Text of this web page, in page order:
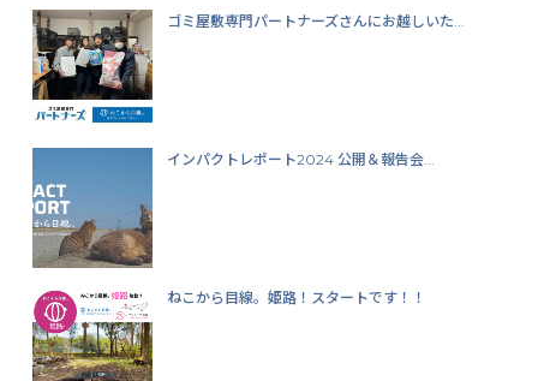
ゴミ屋敷専門パートナーズさんにお越しいた...
インパクトレポート2024 公開＆報告会...
ねこから目線。姫路！スタートです！！